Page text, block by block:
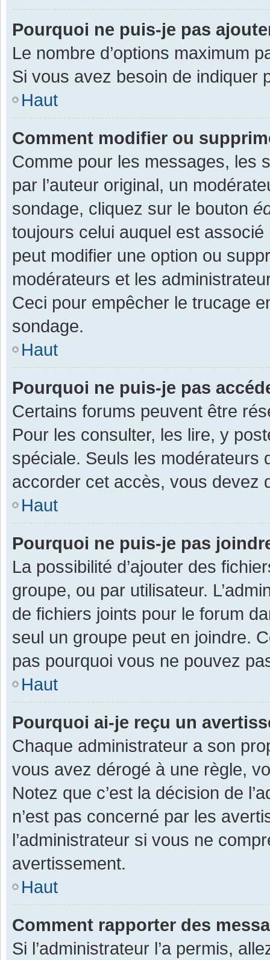
Pourquoi ne puis-je pas
Le nombre d’options maximum
Si vous avez besoin de indiquer
Haut
Comment modifier ou
Comme pour les messages, les
par l’auteur original, un
sondage, cliquez sur le bouton
toujours celui auquel est associé
peut modifier une option ou
modérateurs et les
Ceci pour empêcher le trucage
sondage.
Haut
Pourquoi ne puis-je pas
Certains forums peuvent être
Pour les consulter, les lire, y
spéciale. Seuls les modérateurs
accorder cet accès, vous devez
Haut
Pourquoi ne puis-je pas
La possibilité d’ajouter des
groupe, ou par utilisateur.
de fichiers joints pour le forum
seul un groupe peut en joindre.
pas pourquoi vous ne pouvez
Haut
Pourquoi ai-je reçu un
Chaque administrateur a son
vous avez dérogé à une règle,
Notez que c’est la décision de
n’est pas concerné par les
l’administrateur si vous ne
avertissement.
Haut
Comment rapporter des
Si l’administrateur l’a permis,